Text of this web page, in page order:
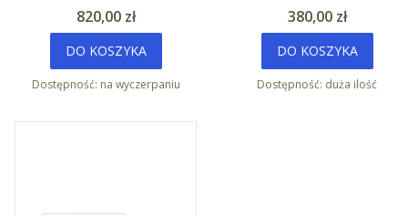
Cena
820,00 zł
DO KOSZYKA
Dostępność: na wyczerpaniu
Cena
380,00 zł
DO KOSZYKA
Dostępność: duża ilość